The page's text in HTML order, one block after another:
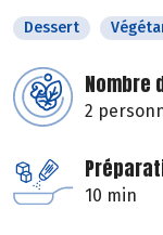
Dessert
Nombre
2
10 min